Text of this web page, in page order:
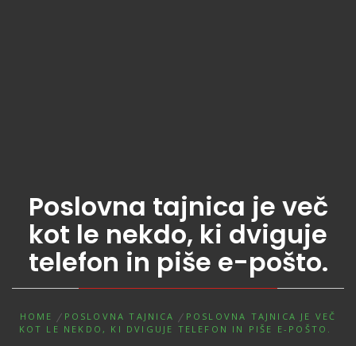
Poslovna tajnica je več
kot le nekdo, ki dviguje
telefon in piše e-pošto.
HOME POSLOVNA TAJNICA
POSLOVNA TAJNICA JE VEČ
KOT LE NEKDO, KI DVIGUJE TELEFON IN PIŠE E-POŠTO.